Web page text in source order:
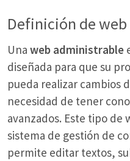
Definición de
Una web administrable
diseñada para que su
pueda realizar cambios
necesidad de tener
avanzados. Este tipo de
sistema de gestión de
permite editar textos,